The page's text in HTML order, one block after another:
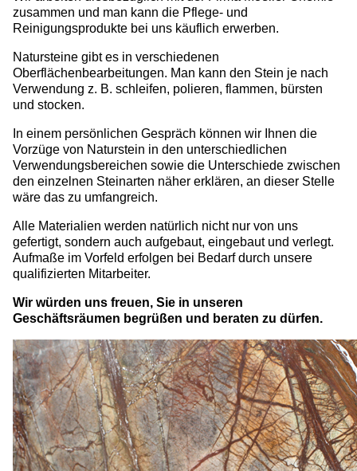
zusammen und man kann die Pflege- und
Reinigungsprodukte bei uns käuflich erwerben.
Natursteine gibt es in verschiedenen
Oberflächenbearbeitungen. Man kann den Stein je nach
Verwendung z. B. schleifen, polieren, flammen, bürsten
und stocken.
In einem persönlichen Gespräch können wir Ihnen die
Vorzüge von Naturstein in den unterschiedlichen
Verwendungsbereichen sowie die Unterschiede zwischen
den einzelnen Steinarten näher erklären, an dieser Stelle
wäre das zu umfangreich.
Alle Materialien werden natürlich nicht nur von uns
gefertigt, sondern auch aufgebaut, eingebaut und verlegt.
Aufmaße im Vorfeld erfolgen bei Bedarf durch unsere
qualifizierten Mitarbeiter.
Wir würden uns freuen, Sie in unseren
Geschäftsräumen begrüßen und beraten zu dürfen.